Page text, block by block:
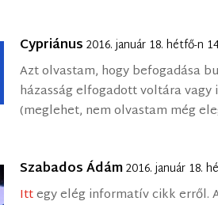
Cypriánus 2016. január 18. hétfő-n
Azt olvastam, hogy befogadása
házasság elfogadott voltára
(meglehet, nem olvastam még
Szabados Ádám2016. január 18.
Ittegy elég informatív cikk erről.